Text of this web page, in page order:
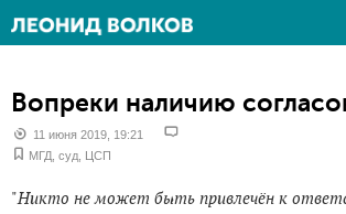
Вопреки наличию
11 июня 2019, 19:21
МГД суд ЦСП
"Никто не может быть привлечён к